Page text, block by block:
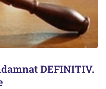
DEFINITIV.